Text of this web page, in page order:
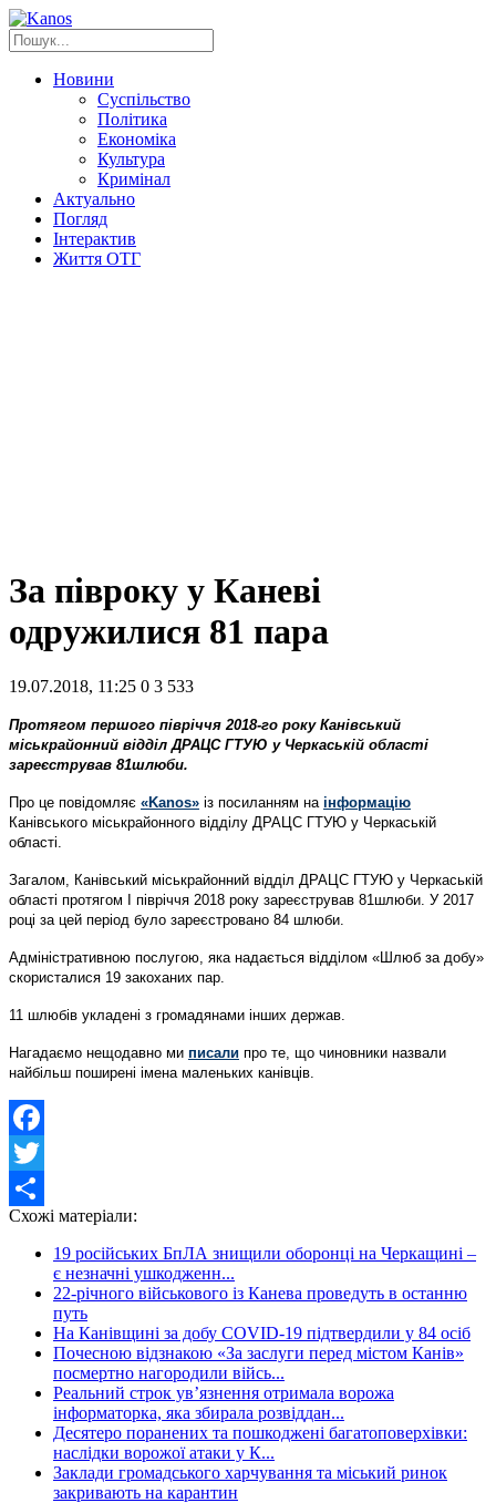
Новини
Суспільство
Політика
Економіка
Культура
Кримінал
Актуально
Погляд
Інтерактив
Життя ОТГ
За півроку у Каневі
одружилися 81 пара
19.07.2018, 11:25 0 3 533
Протягом першого півріччя 2018-го року Канівський
міськрайонний відділ ДРАЦС ГТУЮ у Черкаській області
зареєстрував 81шлюби.
Про це повідомляє «Kanos» із посиланням на інформацію
Канівського міськрайонного відділу ДРАЦС ГТУЮ у Черкаській
області.
Загалом, Канівський міськрайонний відділ ДРАЦС ГТУЮ у Черкаській
області протягом I півріччя 2018 року зареєстрував 81шлюби. У 2017
році за цей період було зареєстровано 84 шлюби.
Адміністративною послугою, яка надається відділом «Шлюб за добу»
скористалися 19 закоханих пар.
11 шлюбів укладені з громадянами інших держав.
Нагадаємо нещодавно ми писали про те, що чиновники назвали
найбільш поширені імена маленьких канівців.
Facebook
Twitter
Share
Схожі матеріали:
19 російських БпЛА знищили оборонці на Черкащині –
є незначні ушкодженн...
22-річного військового із Канева проведуть в останню
путь
На Канівщині за добу COVID-19 підтвердили у 84 осіб
Почесною відзнакою «За заслуги перед містом Канів»
посмертно нагородили війсь...
Реальний строк ув’язнення отримала ворожа
інформаторка, яка збирала розвіддан...
Десятеро поранених та пошкоджені багатоповерхівки:
наслідки ворожої атаки у К...
Заклади громадського харчування та міський ринок
закривають на карантин